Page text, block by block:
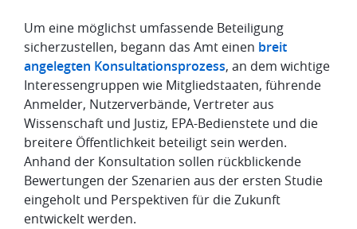
Um eine möglichst umfassende Beteiligung
sicherzustellen, begann das Amt einen breit
angelegten Konsultationsprozess, an dem wichtige
Interessengruppen wie Mitgliedstaaten, führende
Anmelder, Nutzerverbände, Vertreter aus
Wissenschaft und Justiz, EPA-Bedienstete und die
breitere Öffentlichkeit beteiligt sein werden.
Anhand der Konsultation sollen rückblickende
Bewertungen der Szenarien aus der ersten Studie
eingeholt und Perspektiven für die Zukunft
entwickelt werden.